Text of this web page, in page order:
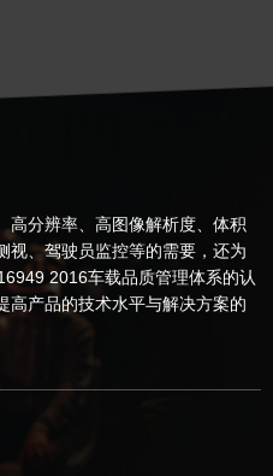
高分辨率、高图像解析度、体积
视、驾驶员监控等的需要，还为
2016车载品质管理体系的认
高产品的技术水平与解决方案的